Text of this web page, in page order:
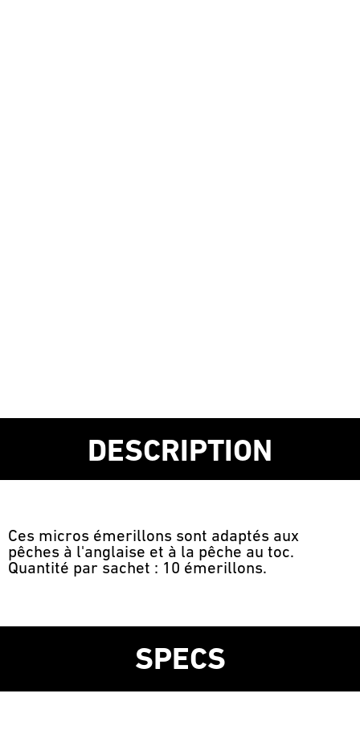
DESCRIPTION
Ces micros émerillons sont adaptés aux
pêches à l'anglaise et à la pêche au toc.
Quantité par sachet : 10 émerillons.
SPECS